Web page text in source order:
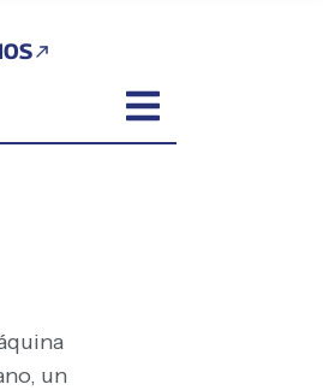
un